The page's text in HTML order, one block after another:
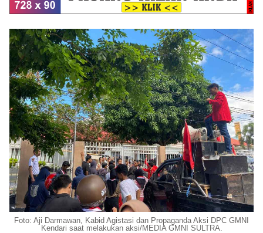
Foto: Aji Darmawan, Kabid Agistasi dan Propaganda Aksi DPC GMNI
Kendari saat melakukan aksi/MEDIA GMNI SULTRA.